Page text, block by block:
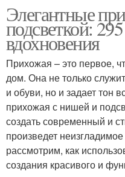
Прихожая с нишей
Прихожая с подсветкой
Светы в прихожей
Элегантные
подсветкой:
вдохновения
Прихожая – это первое,
дом. Она не только
и обуви, но и задает тон
прихожая с нишей и
создать современный и
произведет
рассмотрим, как
создания красивого и